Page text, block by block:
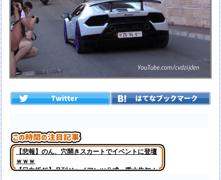
【悲報】のん、穴開きスカートでイベントに登壇
ｗｗｗ
【日向坂46】月刊ジャイアンツ公式、重大告知！